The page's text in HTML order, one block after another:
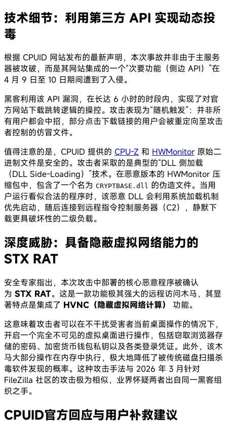
技术细节：利用第三方 API 实现动态投
毒
根据 CPUID 网站发布的最新声明，本次事故并非由于主服务
器被攻破，而是其网站集成的一个“次要功能（侧边 API）”在
4 月 9 日至 10 日期间遭到了入侵。
黑客利用该 API 漏洞，在长达 6 小时的时段内，实现了对官
方网站下载跳转逻辑的操控。攻击表现为“随机触发”：并非所
有用户都会中招，部分点击下载链接的用户会被重定向至攻击
者控制的仿冒文件。
值得注意的是，CPUID 提供的 CPU-Z 和 HWMonitor 原始二
进制文件是安全的。攻击者采取的是典型的“DLL 侧加载
（DLL Side-Loading）”技术。在恶意版本的 HWMonitor 压
缩包中，包含了一个名为 CRYPTBASE.dll 的伪造文件。当用
户运行看似合法的程序时，该恶意 DLL 会利用系统加载机制
优先启动，随后连接到远程指令控制服务器（C2），静默下
载更具破坏性的二级负载。
深度威胁：具备隐蔽虚拟网络能力的
STX RAT
安全专家指出，本次攻击中部署的核心恶意程序被确认
为 STX RAT。这是一款功能极其强大的远程访问木马，其显
著特点是集成了 HVNC（隐藏虚拟网络计算）
功能。
这意味着攻击者可以在不干扰受害者当前桌面操作的情况下，
开启一个完全不可见的虚拟桌面进行操作，包括窃取浏览器存
储的密码、加密货币钱包私钥以及各类登录凭证。此外，该木
马大部分操作在内存中执行，极大地降低了被传统磁盘扫描杀
毒软件发现的概率。这种攻击手法与 2026 年 3 月针对
FileZilla 社区的攻击极为相似，业界怀疑两者出自同一黑客组
织之手。
CPUID官方回应与用户补救建议